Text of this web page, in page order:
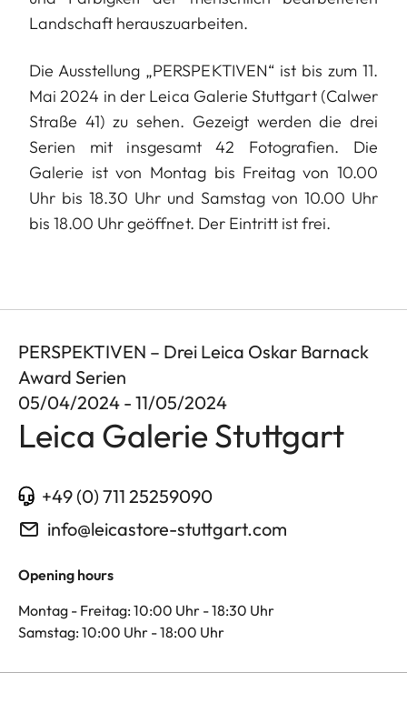
Landschaft herauszuarbeiten.
Die Ausstellung „PERSPEKTIVEN“ ist bis zum 11.
Mai 2024 in der Leica Galerie Stuttgart (Calwer
Straße 41) zu sehen. Gezeigt werden die drei
Serien mit insgesamt 42 Fotografien. Die
Galerie ist von Montag bis Freitag von 10.00
Uhr bis 18.30 Uhr und Samstag von 10.00 Uhr
bis 18.00 Uhr geöffnet. Der Eintritt ist frei.
PERSPEKTIVEN – Drei Leica Oskar Barnack
Award Serien
05/04/2024 - 11/05/2024
Leica Galerie Stuttgart
+49 (0) 711 25259090
info@leicastore-stuttgart.com
Opening hours
Montag - Freitag: 10:00 Uhr - 18:30 Uhr
Samstag: 10:00 Uhr - 18:00 Uhr